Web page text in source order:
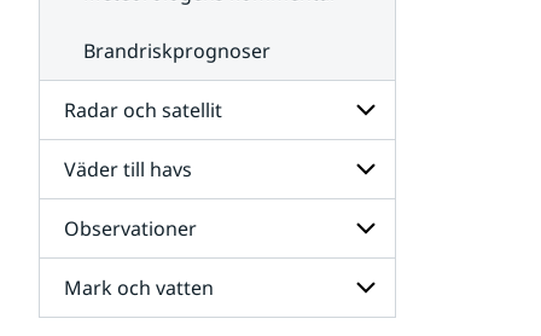
Brandriskprognoser
Radar och satellit
Undersidor
för
Radar
och
satellit
Väder till havs
Undersidor
för
Väder
till
havs
Observationer
Undersidor
för
Mark och vatten